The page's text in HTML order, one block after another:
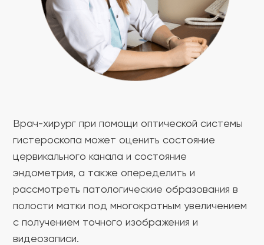
Врач-хирург при помощи оптической системы
гистероскопа может оценить состояние
цервикального канала и состояние
эндометрия, а также опеределить и
рассмотреть патологические образования в
полости матки под многократным увеличением
с получением точного изображения и
видеозаписи.